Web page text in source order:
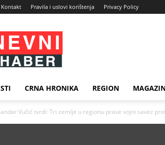
Kontakt Pravila i uslovi korištenja Privacy Policy
Dnevni
Haber
CRNA HRONIKA REGION
Vučić tvrdi: Tri zemlje u regionu prave vojni savez